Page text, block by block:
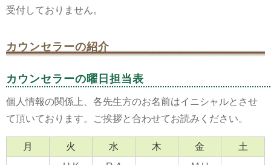
受付しておりません。
カウンセラーの紹介
カウンセラーの曜日担当表
個人情報の関係上、各先生方のお名前はイニシャルとさせ
て頂いております。ご挨拶と合わせてお読みください。
月 火 水 木 金
土